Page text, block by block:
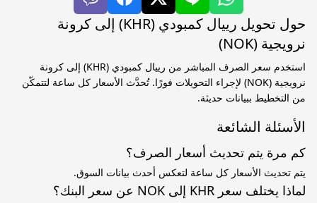
حول تحويل رييال كمبودي (KHR) إلى كرونة
نرويجية (NOK)
استخدم سعر الصرف المباشر من رييال كمبودي (KHR) إلى كرونة
نرويجية (NOK) لإجراء التحويلات فورًا. تُحدَّث الأسعار كل ساعة لتتمكّن
من التخطيط ببيانات حديثة.
الأسئلة الشائعة
كم مرة يتم تحديث أسعار الصرف؟
يتم تحديث الأسعار كل ساعة لتعكس أحدث بيانات السوق.
لماذا يختلف سعر KHR إلى NOK عن سعر البنك؟